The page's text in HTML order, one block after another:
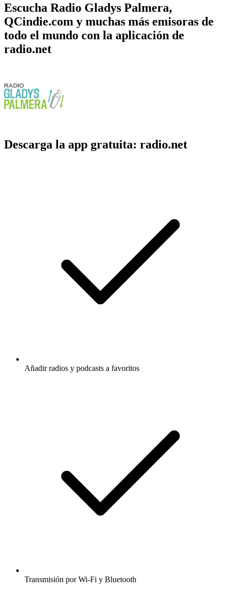
Escucha Radio Gladys Palmera,
QCindie.com y muchas más emisoras de
todo el mundo con la aplicación de
radio.net
Descarga la app gratuita: radio.net
Añadir radios y podcasts a favoritos
Transmisión por Wi-Fi y Bluetooth